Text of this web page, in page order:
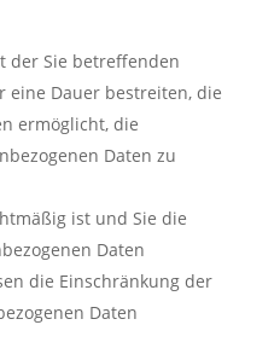
der Sie betreffenden
eine Dauer bestreiten, die
ermöglicht, die
Daten zu
ist und Sie die
Daten
die Einschränkung der
Daten